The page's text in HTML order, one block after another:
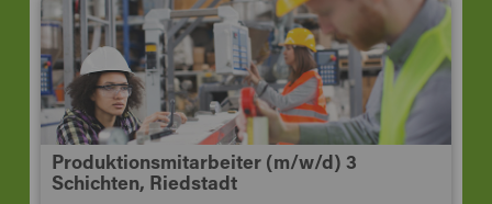
Produktionsmitarbeiter (m/w/d) 3
Schichten, Riedstadt